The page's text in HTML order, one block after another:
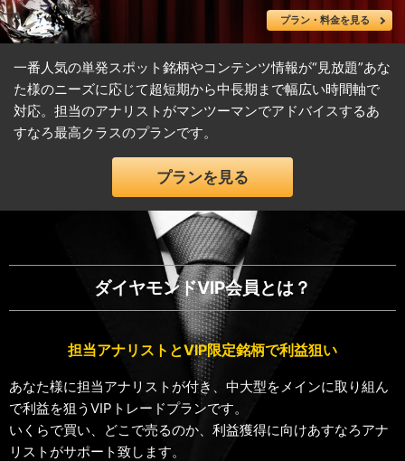
プラン・料金を見る
一番人気の単発スポット銘柄やコンテンツ情報が“見放題”あな
た様のニーズに応じて超短期から中長期まで幅広い時間軸で
対応。担当のアナリストがマンツーマンでアドバイスするあ
すなろ最高クラスのプランです。
プランを見る
ダイヤモンドVIP会員とは？
担当アナリストとVIP限定銘柄で利益狙い
あなた様に担当アナリストが付き、中大型をメインに取り組ん
で利益を狙うVIPトレードプランです。
いくらで買い、どこで売るのか、利益獲得に向けあすなろアナ
リストがサポート致します。